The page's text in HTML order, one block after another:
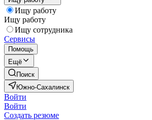
Ищу работу
Ищу работу
Ищу сотрудника
Сервисы
Помощь
Ещё
Поиск
Южно-Сахалинск
Войти
Войти
Создать резюме